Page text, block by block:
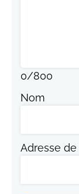
0/800
Nom
Adresse